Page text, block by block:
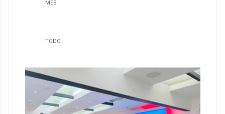
MES
TODO